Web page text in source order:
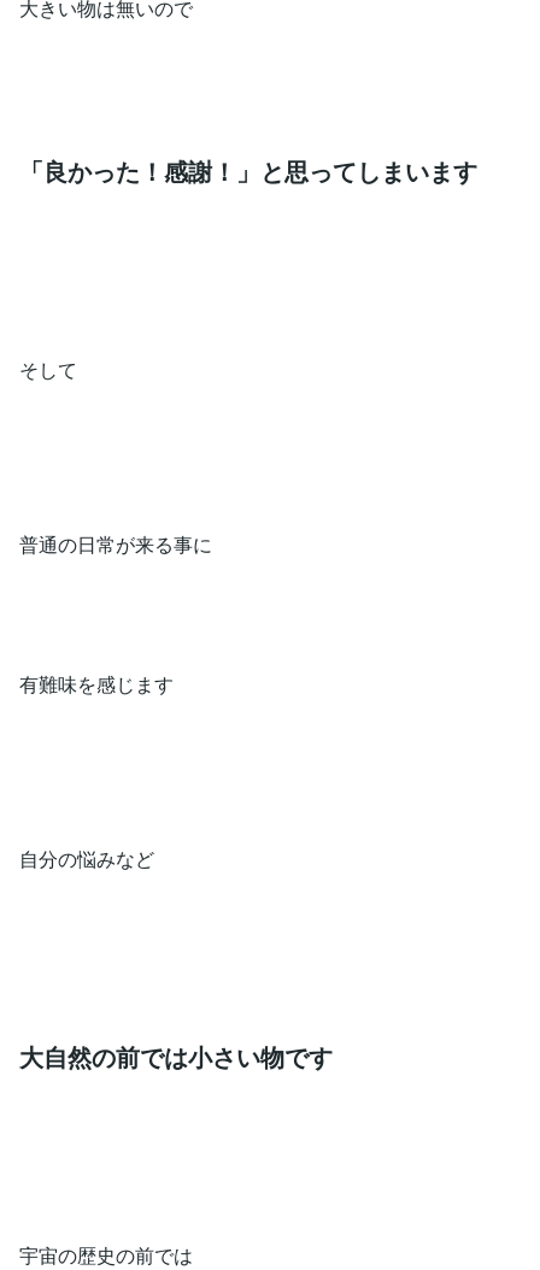
大きい物は無いので
「良かった！感謝！」と思ってしまいます
そして
普通の日常が来る事に
有難味を感じます
自分の悩みなど
大自然の前では小さい物です
宇宙の歴史の前では